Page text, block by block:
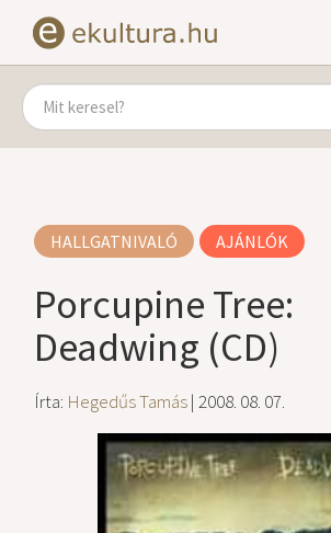
HALLGATNIVALÓ AJÁNLÓK
Porcupine Tree:
Deadwing (CD)
Írta: Hegedűs Tamás| 2008. 08. 07.